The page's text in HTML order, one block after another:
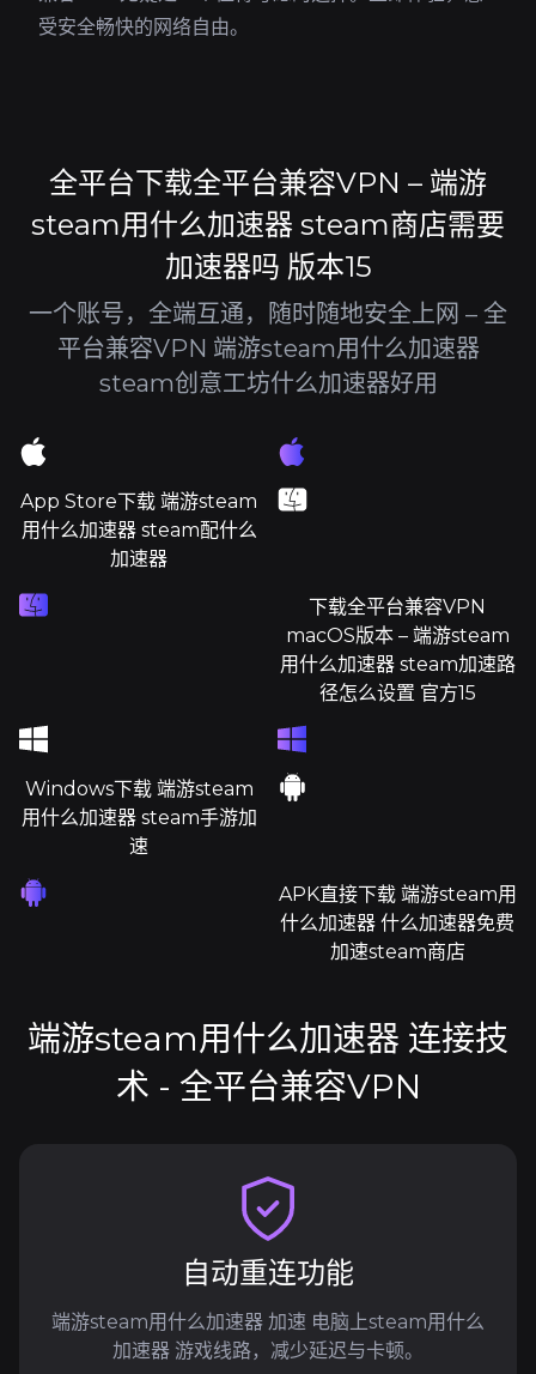
受安全畅快的网络自由。
全平台下载全平台兼容VPN – 端游
steam用什么加速器 steam商店需要
加速器吗 版本15
一个账号，全端互通，随时随地安全上网 – 全
平台兼容VPN 端游steam用什么加速器
steam创意工坊什么加速器好用
App Store下载 端游steam
用什么加速器 steam配什么
加速器
下载全平台兼容VPN
macOS版本 – 端游steam
用什么加速器 steam加速路
径怎么设置 官方15
Windows下载 端游steam
用什么加速器 steam手游加
速
APK直接下载 端游steam用
什么加速器 什么加速器免费
加速steam商店
端游steam用什么加速器 连接技
术 - 全平台兼容VPN
自动重连功能
端游steam用什么加速器 加速 电脑上steam用什么
加速器 游戏线路，减少延迟与卡顿。